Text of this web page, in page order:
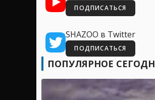
ПОДПИСАТЬСЯ
SHAZOO в Twitter
ПОДПИСАТЬСЯ
ПОПУЛЯРНОЕ